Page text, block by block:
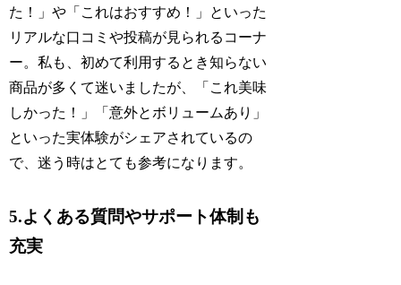
た！」や「これはおすすめ！」といった
リアルな口コミや投稿が見られるコーナ
ー。私も、初めて利用するとき知らない
商品が多くて迷いましたが、「これ美味
しかった！」「意外とボリュームあり」
といった実体験がシェアされているの
で、迷う時はとても参考になります。
5.よくある質問やサポート体制も
充実